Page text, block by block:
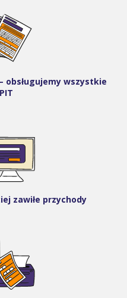
obsługujemy wszystkie
zawiłe przychody